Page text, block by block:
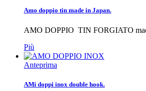
Amo doppio tin made in Japan.
AMO DOPPIO TIN FORGIATO
Più
Anteprima
AMi doppi inox double hook.